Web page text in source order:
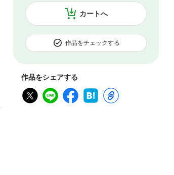
カートへ
作品をチェックする
作品をシェアする